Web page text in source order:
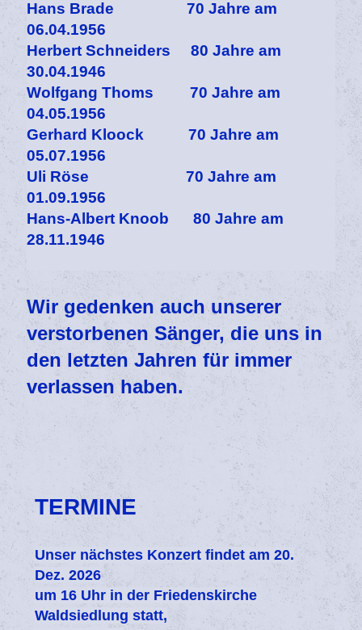
Hans Brade 70 Jahre am
06.04.1956
Herbert Schneiders 80 Jahre am
30.04.1946
Wolfgang Thoms 70 Jahre am
04.05.1956
Gerhard Kloock 70 Jahre am
05.07.1956
Uli Röse 70 Jahre am
01.09.1956
Hans-Albert Knoob 80 Jahre am
28.11.1946
Wir gedenken auch unserer
verstorbenen Sänger, die uns in
den letzten Jahren für immer
verlassen haben.
TERMINE
Unser nächstes Konzert findet am 20.
Dez. 2026
um 16 Uhr in der Friedenskirche
Waldsiedlung statt,